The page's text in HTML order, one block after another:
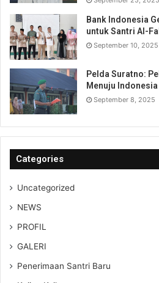
Bank Indonesia
untuk Santri Al-
September 10, 2025
Pelda Suratno:
Menuju Indonesia
September 8, 2025
Categories
Uncategorized
NEWS
PROFIL
GALERI
Penerimaan Santri Baru